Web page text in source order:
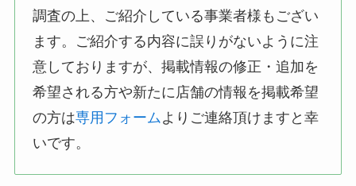
調査の上、ご紹介している事業者様もござい
ます。ご紹介する内容に誤りがないように注
意しておりますが、掲載情報の修正・追加を
希望される方や新たに店舗の情報を掲載希望
の方は専用フォームよりご連絡頂けますと幸
いです。